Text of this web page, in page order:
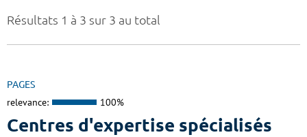
Résultats 1 à 3 sur 3 au total
PAGES
relevance: 100%
Centres d'expertise spécialisés